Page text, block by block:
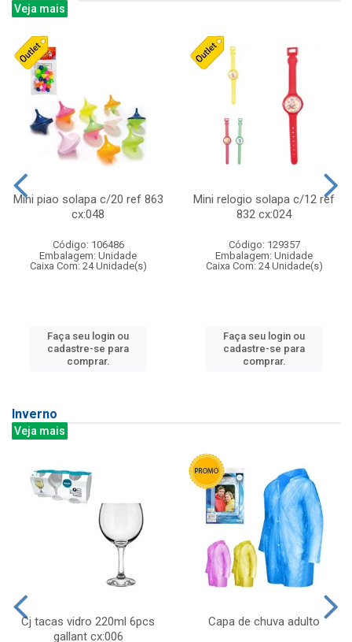
Veja mais
Mini piao solapa c/20 ref 863
cx:048
Código: 106486
Embalagem: Unidade
Caixa Com: 24 Unidade(s)
Faça seu login ou
cadastre-se para
comprar.
Mini relogio solapa c/12 ref
832 cx:024
Código: 129357
Embalagem: Unidade
Caixa Com: 24 Unidade(s)
Faça seu login ou
cadastre-se para
comprar.
Inverno
Veja mais
Cj tacas vidro 220ml 6pcs
gallant cx:006
Capa de chuva adulto